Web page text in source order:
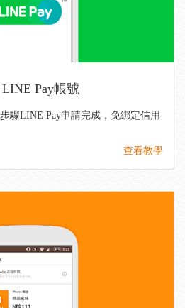
Pay帳號
驟LINE Pay申請完成，免綁定信用
查看教學